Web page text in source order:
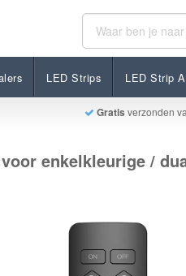
LED Strips LED Strip
Gratis verzonden
voor enkelkleurige / dual white
voorraad
enkelkleurige /